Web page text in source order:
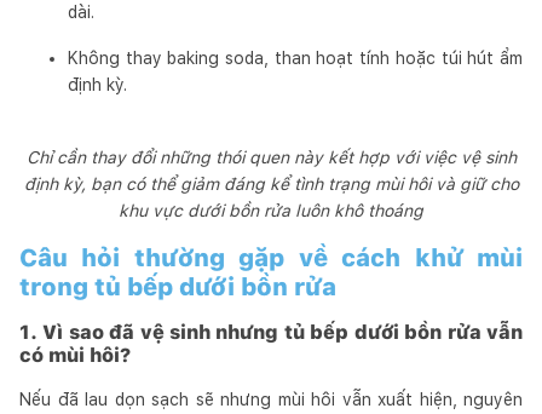
dài.
Không thay baking soda, than hoạt tính hoặc túi hút ẩm
định kỳ.
Chỉ cần thay đổi những thói quen này kết hợp với việc vệ sinh
định kỳ, bạn có thể giảm đáng kể tình trạng mùi hôi và giữ cho
khu vực dưới bồn rửa luôn khô thoáng
Câu hỏi thường gặp về cách khử mùi
trong tủ bếp dưới bồn rửa
1. Vì sao đã vệ sinh nhưng tủ bếp dưới bồn rửa vẫn
có mùi hôi?
Nếu đã lau dọn sạch sẽ nhưng mùi hôi vẫn xuất hiện, nguyên